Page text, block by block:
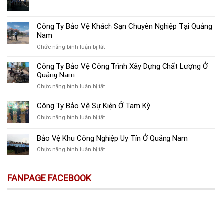
Công Ty Bảo Vệ Khách Sạn Chuyên Nghiệp Tại Quảng
Nam
Chức năng bình luận bị tắtở
Ty
Bảo
Khách
Chuyên
Nam
Công Ty Bảo Vệ Công Trình Xây Dựng Chất Lượng Ở
Quảng Nam
Chức năng bình luận bị tắtở
Ty
Bảo
Vệ
Trình
Quảng
Công Ty Bảo Vệ Sự Kiện Ở Tam Kỳ
Chức năng bình luận bị tắtở
Ty
Bảo
Vệ
Bảo Vệ Khu Công Nghiệp Uy Tín Ở Quảng Nam
Chức năng bình luận bị tắtở
Nghiệp
FANPAGE FACEBOOK